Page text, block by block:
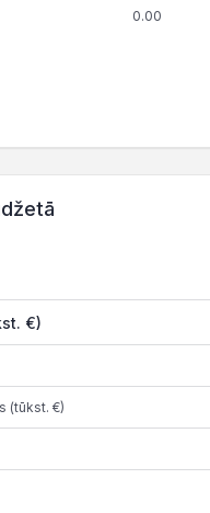
0.00
€)
(tūkst. €)